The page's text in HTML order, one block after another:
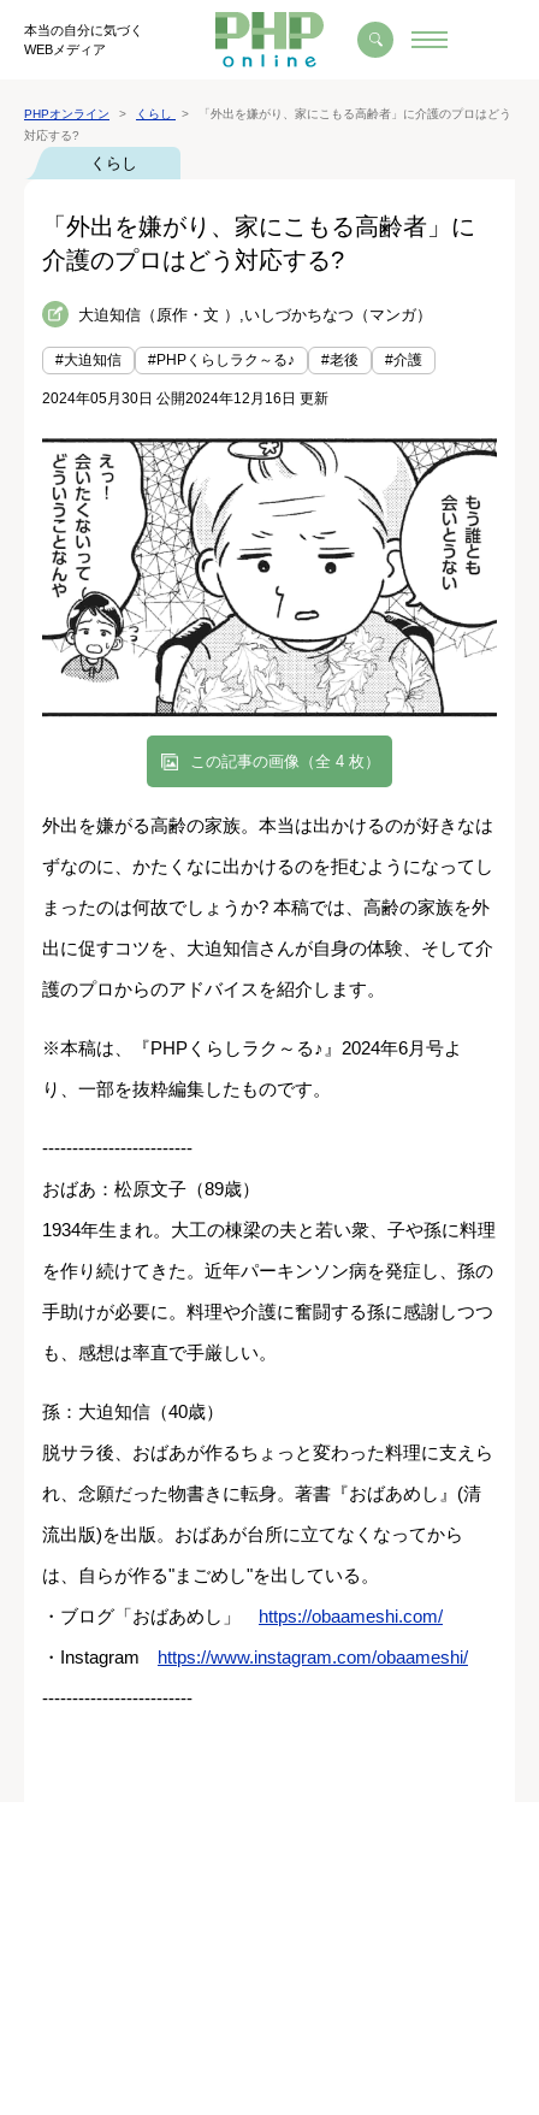
本当の自分に気づく
WEBメディア
PHPオンライン くらし
「外出を嫌がり、家にこもる高齢者」に介護のプロはどう
対応する?
くらし
「外出を嫌がり、家にこもる高齢者」に
介護のプロはどう対応する?
大迫知信（原作・文 ）,いしづかちなつ（マンガ）
#大迫知信 #PHPくらしラク～る♪ #老後 #介護
2024年05月30日 公開2024年12月16日 更新
この記事の画像（全 4 枚）
外出を嫌がる高齢の家族。本当は出かけるのが好きなは
ずなのに、かたくなに出かけるのを拒むようになってし
まったのは何故でしょうか? 本稿では、高齢の家族を外
出に促すコツを、大迫知信さんが自身の体験、そして介
護のプロからのアドバイスを紹介します。
※本稿は、『PHPくらしラク～る♪』2024年6月号よ
り、一部を抜粋編集したものです。
-------------------------
おばあ：松原文子（89歳）
1934年生まれ。大工の棟梁の夫と若い衆、子や孫に料理
を作り続けてきた。近年パーキンソン病を発症し、孫の
手助けが必要に。料理や介護に奮闘する孫に感謝しつつ
も、感想は率直で手厳しい。
孫：大迫知信（40歳）
脱サラ後、おばあが作るちょっと変わった料理に支えら
れ、念願だった物書きに転身。著書『おばあめし』(清
流出版)を出版。おばあが台所に立てなくなってから
は、自らが作る"まごめし"を出している。
・ブログ「おばあめし」 https://obaameshi.com/
・Instagram https://www.instagram.com/obaameshi/
-------------------------